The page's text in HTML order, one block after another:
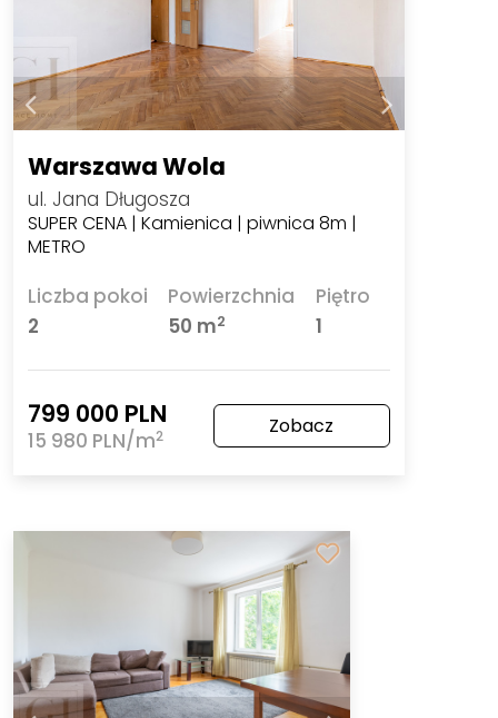
Warszawa Wola
ul. Jana Długosza
SUPER CENA | Kamienica | piwnica 8m |
METRO
Liczba pokoi
2
Powierzchnia
50 m2
Piętro
1
799 000 PLN
15 980 PLN/m2 Zobacz